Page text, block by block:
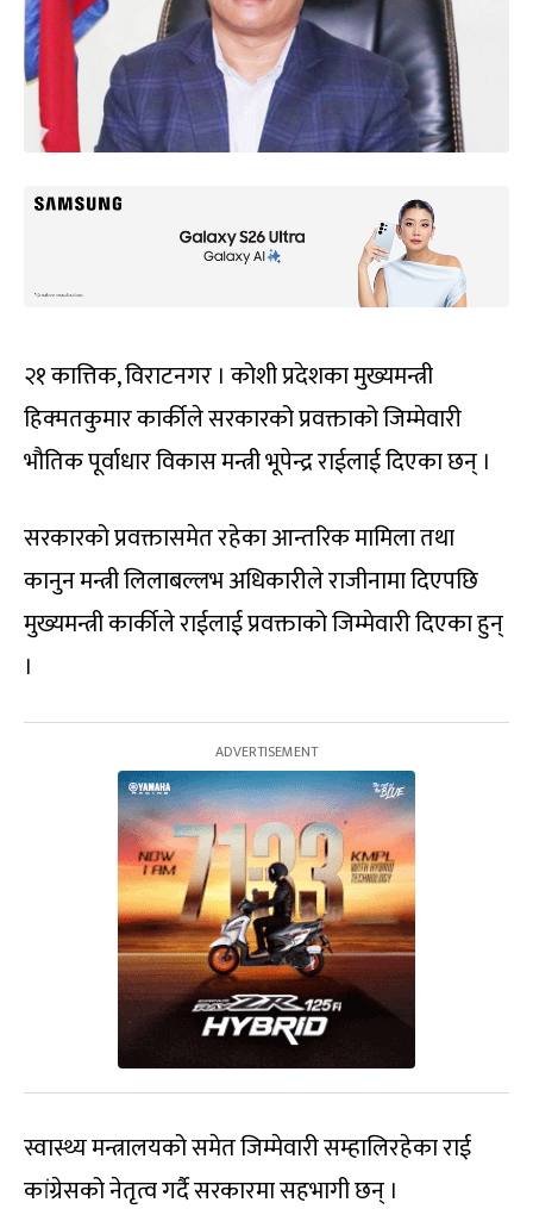
२१ कात्तिक, विराटनगर । कोशी प्रदेशका मुख्यमन्त्री
हिक्मतकुमार कार्कीले सरकारको प्रवक्ताको जिम्मेवारी
भौतिक पूर्वाधार विकास मन्त्री भूपेन्द्र राईलाई दिएका छन् ।
सरकारको प्रवक्तासमेत रहेका आन्तरिक मामिला तथा
कानुन मन्त्री लिलाबल्लभ अधिकारीले राजीनामा दिएपछि
मुख्यमन्त्री कार्कीले राईलाई प्रवक्ताको जिम्मेवारी दिएका हुन्
।
स्वास्थ्य मन्त्रालयको समेत जिम्मेवारी सम्हालिरहेका राई
कांग्रेसको नेतृत्व गर्दै सरकारमा सहभागी छन् ।